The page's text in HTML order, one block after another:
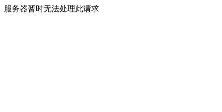
服务器暂时无法处理此请求